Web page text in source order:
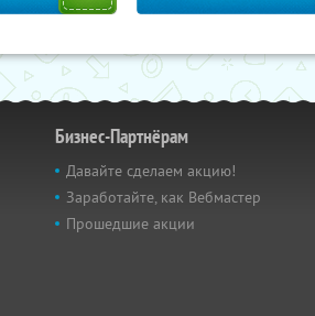
Бизнес-Партнёрам
Давайте сделаем акцию!
Заработайте, как Вебмастер
Прошедшие акции